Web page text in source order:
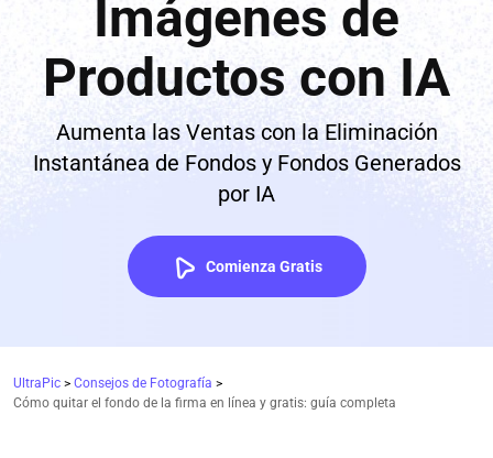
Imágenes de
Productos con IA
Aumenta las Ventas con la Eliminación
Instantánea de Fondos y Fondos Generados
por IA
Comienza Gratis
UltraPic > Consejos de Fotografía >
Cómo quitar el fondo de la firma en línea y gratis: guía completa